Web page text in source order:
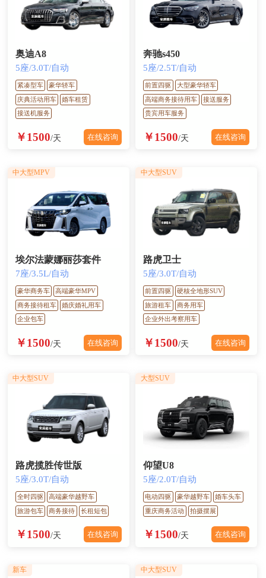
奥迪A8
5座/3.0T/自动
紧凑型车
豪华轿车
庆典活动用车
婚车租赁
接送机服务
￥1500/天 在线咨询
奔驰s450
5座/2.5T/自动
前置四驱
大型豪华轿车
高端商务接待用车
接送服务
贵宾用车服务
￥1500/天 在线咨询
埃尔法蒙娜丽莎套件
7座/3.5L/自动
豪华商务车
高端豪华MPV
商务接待租车
婚庆婚礼用车
企业包车
￥1500/天 在线咨询
中大型MPV
路虎卫士
5座/3.0T/自动
前置四驱
硬核全地形SUV
旅游租车
商务用车
企业外出考察用车
￥1500/天 在线咨询
中大型SUV
路虎揽胜传世版
5座/3.0T/自动
全时四驱
高端豪华越野车
旅游包车
商务接待 长租短包
￥1500/天 在线咨询
中大型SUV
仰望U8
5座/2.0T/自动
电动四驱 豪华越野车
婚车头车
重庆商务活动
拍摄摆展
￥1500/天 在线咨询
大型SUV
新车 中大型SUV